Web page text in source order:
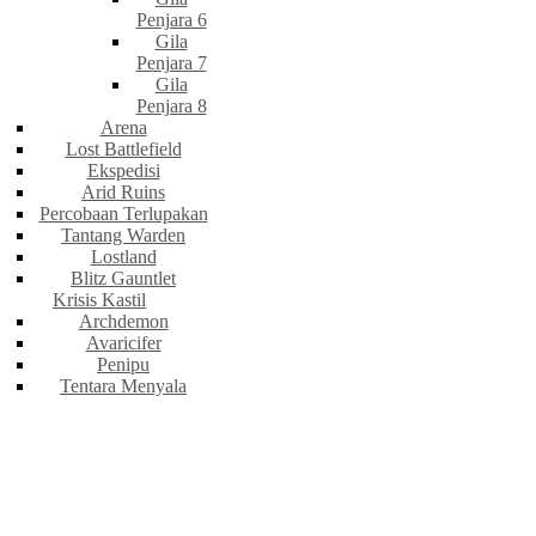
Penjara 6
Gila
Penjara 7
Gila
Penjara 8
Arena
Lost Battlefield
Ekspedisi
Arid Ruins
Percobaan Terlupakan
Tantang Warden
Lostland
Blitz Gauntlet
Krisis Kastil
Archdemon
Avaricifer
Penipu
Tentara Menyala